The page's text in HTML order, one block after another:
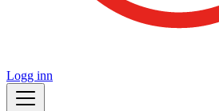
Logg inn